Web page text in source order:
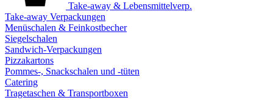
Take-away & Lebensmittelverp.
Take-away Verpackungen
Menüschalen & Feinkostbecher
Siegelschalen
Sandwich-Verpackungen
Pizzakartons
Pommes-, Snackschalen und -tüten
Catering
Tragetaschen & Transportboxen